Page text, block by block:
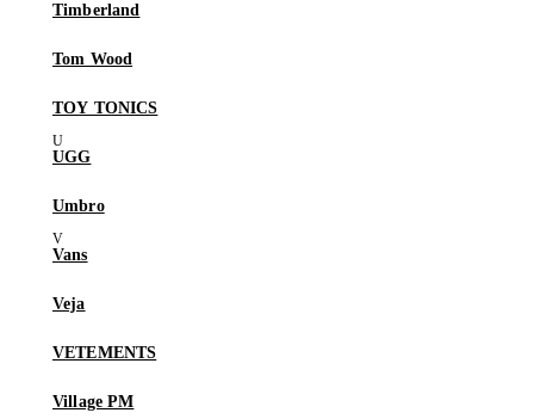
Timberland
Tom Wood
TOY TONICS
UGG
Umbro
Vans
Veja
VETEMENTS
Village PM